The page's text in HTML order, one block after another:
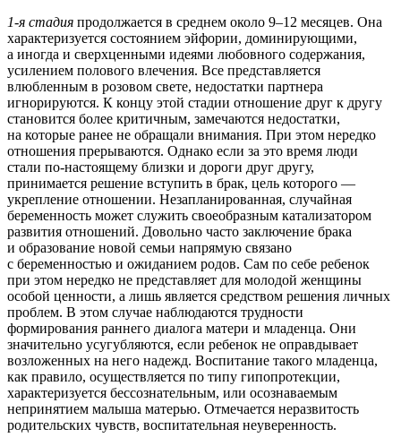
1-я стадия продолжается в среднем около 9–12 месяцев. Она
характеризуется состоянием эйфории, доминирующими,
а иногда и сверхценными идеями любовного содержания,
усилением полового влечения. Все представляется
влюбленным в розовом свете, недостатки партнера
игнорируются. К концу этой стадии отношение друг к другу
становится более критичным, замечаются недостатки,
на которые ранее не обращали внимания. При этом нередко
отношения прерываются. Однако если за это время люди
стали по-настоящему близки и дороги друг другу,
принимается решение вступить в брак, цель которого —
укрепление отношении. Незапланированная, случайная
беременность может служить своеобразным катализатором
развития отношений. Довольно часто заключение брака
и образование новой семьи напрямую связано
с беременностью и ожиданием родов. Сам по себе ребенок
при этом нередко не представляет для молодой женщины
особой ценности, а лишь является средством решения личных
проблем. В этом случае наблюдаются трудности
формирования раннего диалога матери и младенца. Они
значительно усугубляются, если ребенок не оправдывает
возложенных на него надежд. Воспитание такого младенца,
как правило, осуществляется по типу гипопротекции,
характеризуется бессознательным, или осознаваемым
непринятием малыша матерью. Отмечается неразвитость
родительских чувств, воспитательная неуверенность.